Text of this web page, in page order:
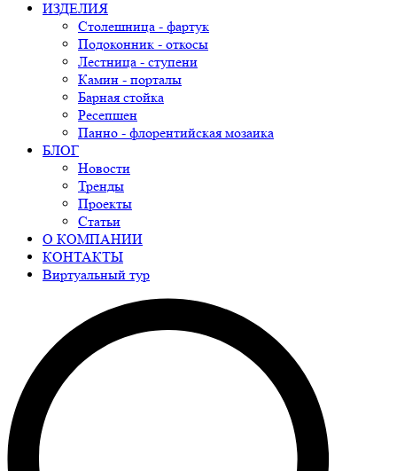
ИЗДЕЛИЯ
Столешница - фартук
Подоконник - откосы
Лестница - ступени
Камин - порталы
Барная стойка
Ресепшен
Панно - флорентийская мозаика
БЛОГ
Новости
Тренды
Проекты
Статьи
О КОМПАНИИ
КОНТАКТЫ
Виртуальный тур